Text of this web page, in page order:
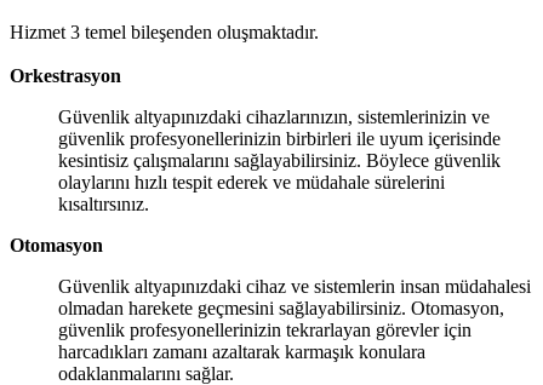
Hizmet 3 temel bileşenden oluşmaktadır.
Orkestrasyon
Güvenlik altyapınızdaki cihazlarınızın, sistemlerinizin ve
güvenlik profesyonellerinizin birbirleri ile uyum içerisinde
kesintisiz çalışmalarını sağlayabilirsiniz. Böylece güvenlik
olaylarını hızlı tespit ederek ve müdahale sürelerini
kısaltırsınız.
Otomasyon
Güvenlik altyapınızdaki cihaz ve sistemlerin insan müdahalesi
olmadan harekete geçmesini sağlayabilirsiniz. Otomasyon,
güvenlik profesyonellerinizin tekrarlayan görevler için
harcadıkları zamanı azaltarak karmaşık konulara
odaklanmalarını sağlar.